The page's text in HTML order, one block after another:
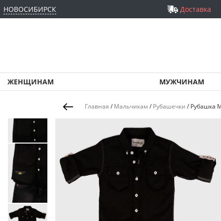
НОВОСИБИРСК Доставка
ЖЕНЩИНАМ МУЖЧИНАМ
Главная / Мальчикам / Рубашечки / Рубашка